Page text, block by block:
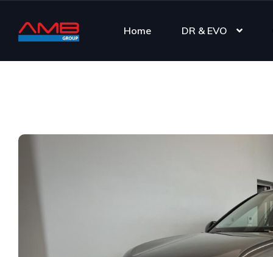
Home DR & EVO